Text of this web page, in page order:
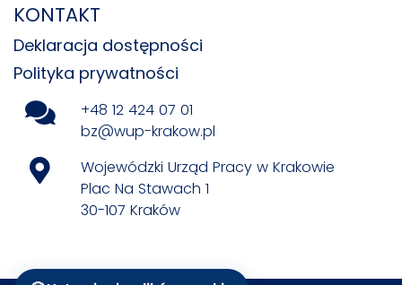
KONTAKT
Deklaracja dostępności
Polityka prywatności
+48 12 424 07 01
bz@wup-krakow.pl
Wojewódzki Urząd Pracy w Krakowie
Plac Na Stawach 1
30-107 Kraków